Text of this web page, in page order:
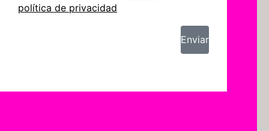
política de privacidad
Enviar